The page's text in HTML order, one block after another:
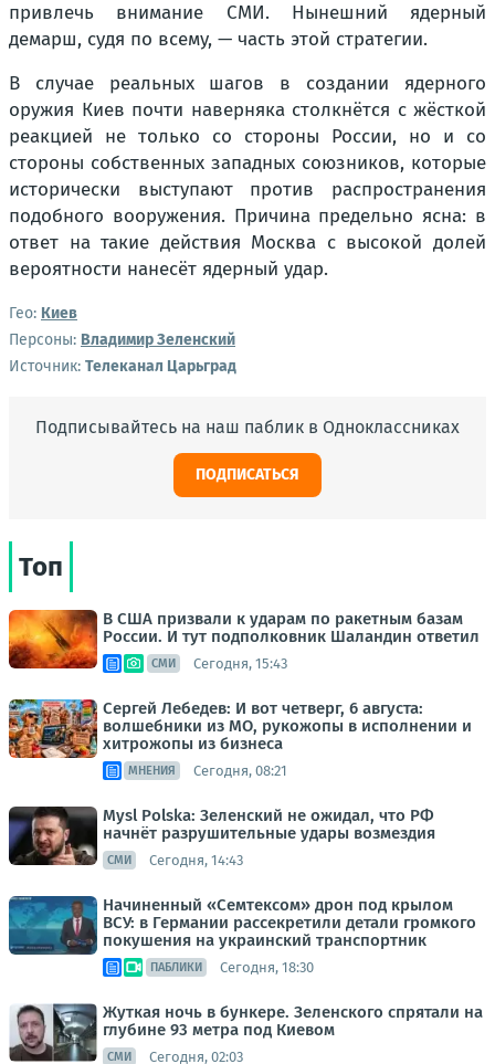
привлечь внимание СМИ. Нынешний ядерный
демарш, судя по всему, — часть этой стратегии.
В случае реальных шагов в создании ядерного
оружия Киев почти наверняка столкнётся с жёсткой
реакцией не только со стороны России, но и со
стороны собственных западных союзников, которые
исторически выступают против распространения
подобного вооружения. Причина предельно ясна: в
ответ на такие действия Москва с высокой долей
вероятности нанесёт ядерный удар.
Гео: Киев
Персоны: Владимир Зеленский
Источник: Телеканал Царьград
Подписывайтесь на наш паблик в Одноклассниках
ПОДПИСАТЬСЯ
Топ
В США призвали к ударам по ракетным базам
России. И тут подполковник Шаландин ответил
СМИ Сегодня, 15:43
Сергей Лебедев: И вот четверг, 6 августа:
волшебники из МО, рукожопы в исполнении и
хитрожопы из бизнеса
МНЕНИЯ Сегодня, 08:21
Mysl Polska: Зеленский не ожидал, что РФ
начнёт разрушительные удары возмездия
СМИ Сегодня, 14:43
Начиненный «Семтексом» дрон под крылом
ВСУ: в Германии рассекретили детали громкого
покушения на украинский транспортник
ПАБЛИКИ Сегодня, 18:30
Жуткая ночь в бункере. Зеленского спрятали на
глубине 93 метра под Киевом
СМИ Сегодня, 02:03